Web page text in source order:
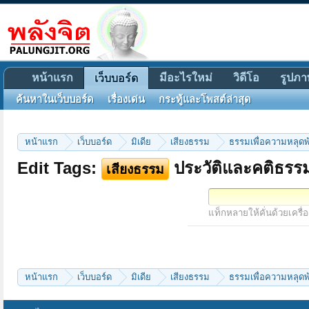
หน้าแรก เว็บบอร์ด มิเดีย เสียงธรรม ธรรมเพื่อความหลุด
Edit Tags: เสียงธรรม ประวัติและคติธร
แท็กหลายให้คั่นด้วยเครื่
หน้าแรก เว็บบอร์ด มิเดีย เสียงธรรม ธรรมเพื่อความหลุด
หน้าแรก เว็บบอร์ด
ค้นหาในเว็บบอร์ด เรื่องเด่น กระทู้และโพสต์ล่าสุด
มีอะไรใหม่ วิดีโอ รูปภ